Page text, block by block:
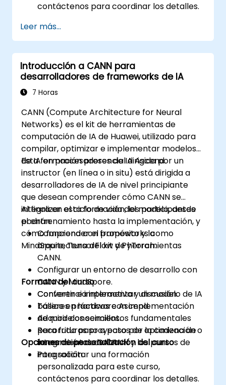
contáctenos para coordinar los detalles.
Leer más...
Introducción a CANN para
desarrolladores de frameworks de IA
7 Horas
CANN (Compute Architecture for Neural
Networks) es el kit de herramientas de
computación de IA de Huawei, utilizado para
compilar, optimizar e implementar modelos
de IA en procesadores de IA Ascend.
Esta formación presencial dirigida por un
instructor (en línea o in situ) está dirigida a
desarrolladores de IA de nivel principiante
que desean comprender cómo CANN se
integra en el ciclo de vida del modelo, desde
el entrenamiento hasta la implementación, y
cómo funciona con frameworks como
MindSpore, TensorFlow y PyTorch.
Al finalizar esta formación, los participantes
podrán:
Comprender el propósito y la
arquitectura del kit de herramientas
CANN.
Configurar un entorno de desarrollo con
CANN y MindSpore.
Convertir e implementar un modelo de IA
básico en hardware Ascend.
Adquirir conocimientos fundamentales
para futuros proyectos de optimización o
integración de CANN.
Formato del curso
Conferencia interactiva y discusión.
Talleres prácticos con implementación
de modelos sencillos.
Recorrido paso a paso por la cadena de
herramientas de CANN y los puntos de
integración.
Opciones de personalización del curso
Para solicitar una formación
personalizada para este curso,
contáctenos para coordinar los detalles.